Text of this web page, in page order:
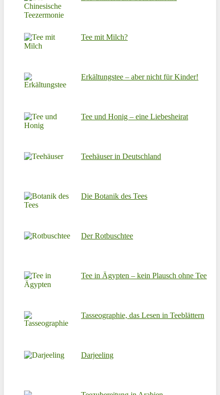
Tee mit Milch?
Erkältungstee – aber nicht für Kinder!
Tee und Honig – eine Liebesheirat
Teehäuser in Deutschland
Die Botanik des Tees
Der Rotbuschtee
Tee in Ägypten – kein Plausch ohne Tee
Tasseographie, das Lesen in Teeblättern
Darjeeling